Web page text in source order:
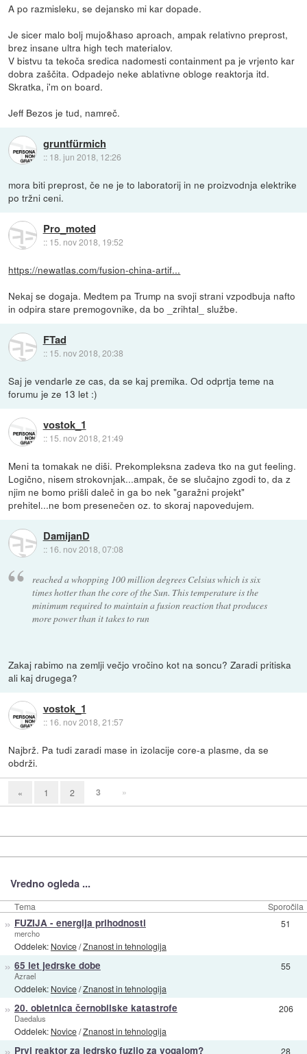
A po razmisleku, se dejansko mi kar dopade.
Je sicer malo bolj mujo&haso aproach, ampak relativno preprost,
brez insane ultra high tech materialov.
V bistvu ta tekoča sredica nadomesti containment pa je vrjento kar
dobra zaščita. Odpadejo neke ablativne obloge reaktorja itd.
Skratka, i'm on board.
Jeff Bezos je tud, namreč.
gruntfürmich
:: 18. jun 2018, 12:26
mora biti preprost, če ne je to laboratorij in ne proizvodnja elektrike
po tržni ceni.
Pro_moted
:: 15. nov 2018, 19:52
https://newatlas.com/fusion-china-artif...
Nekaj se dogaja. Medtem pa Trump na svoji strani vzpodbuja nafto
in odpira stare premogovnike, da bo _zrihtal_ službe.
FTad
:: 15. nov 2018, 20:38
Saj je vendarle ze cas, da se kaj premika. Od odprtja teme na
forumu je ze 13 let :)
vostok_1
:: 15. nov 2018, 21:49
Meni ta tomakak ne diši. Prekompleksna zadeva tko na gut feeling.
Logično, nisem strokovnjak...ampak, če se slučajno zgodi to, da z
njim ne bomo prišli daleč in ga bo nek "garažni projekt"
prehitel...ne bom presenečen oz. to skoraj napovedujem.
DamijanD
:: 16. nov 2018, 07:08
reached a whopping 100 million degrees Celsius which is six
times hotter than the core of the Sun. This temperature is the
minimum required to maintain a fusion reaction that produces
more power than it takes to run
Zakaj rabimo na zemlji večjo vročino kot na soncu? Zaradi pritiska
ali kaj drugega?
vostok_1
:: 16. nov 2018, 21:57
Najbrž. Pa tudi zaradi mase in izolacije core-a plasme, da se
obdrži.
« 1 2 3 »
Vredno ogleda ...
Tema Sporočila
» FUZIJA - energija prihodnosti
mercho
Oddelek: Novice/Znanost in tehnologija
51
» 65 let jedrske dobe
Azrael
Oddelek: Novice/Znanost in tehnologija
55
» 20. obletnica černobilske katastrofe
Daedalus
Oddelek: Novice/Znanost in tehnologija
206
» Prvi reaktor za jedrsko fuzijo za vogalom? 28